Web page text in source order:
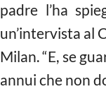
padre l’ha
un’intervista al
Milan. “E, se
annui che non